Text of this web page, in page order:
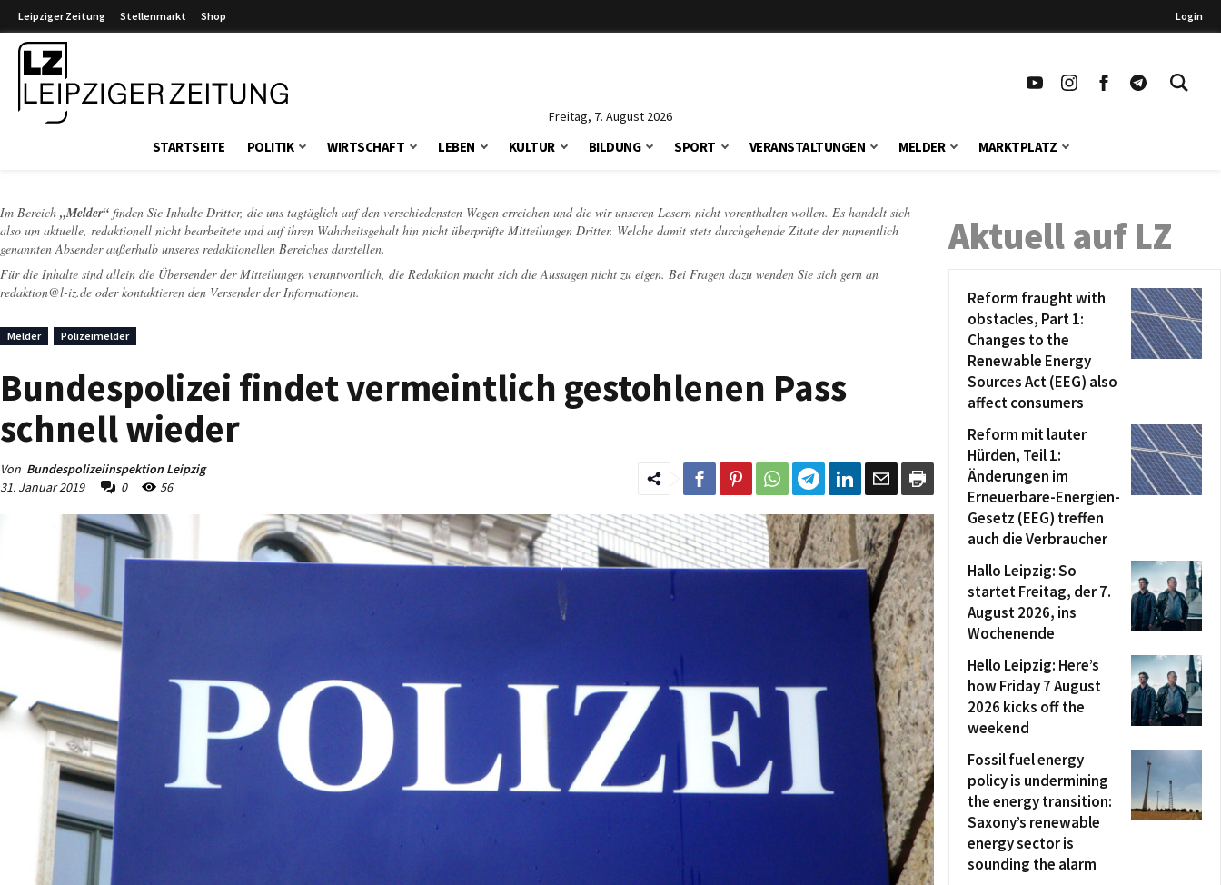
Leipziger Zeitung Stellenmarkt Shop Login
Freitag, 7. August 2026
STARTSEITE POLITIK WIRTSCHAFT LEBEN KULTUR BILDUNG SPORT VERANSTALTUNGEN MELDER MARKTPLATZ
Im Bereich „Melder“ finden Sie Inhalte Dritter, die uns tagtäglich auf den verschiedensten Wegen erreichen und die wir unseren Lesern nicht vorenthalten wollen. Es handelt sich
also um aktuelle, redaktionell nicht bearbeitete und auf ihren Wahrheitsgehalt hin nicht überprüfte Mitteilungen Dritter. Welche damit stets durchgehende Zitate der namentlich
genannten Absender außerhalb unseres redaktionellen Bereiches darstellen.
Für die Inhalte sind allein die Übersender der Mitteilungen verantwortlich, die Redaktion macht sich die Aussagen nicht zu eigen. Bei Fragen dazu wenden Sie sich gern an
redaktion@l-iz.de oder kontaktieren den Versender der Informationen.
Melder Polizeimelder
Bundespolizei findet vermeintlich gestohlenen Pass
schnell wieder
Von Bundespolizeiinspektion Leipzig
31. Januar 2019
0 56
Aktuell auf LZ
Reform fraught with
obstacles, Part 1:
Changes to the
Renewable Energy
Sources Act (EEG) also
affect consumers
Reform mit lauter
Hürden, Teil 1:
Änderungen im
Erneuerbare-Energien-
Gesetz (EEG) treffen
auch die Verbraucher
Hallo Leipzig: So
startet Freitag, der 7.
August 2026, ins
Wochenende
Hello Leipzig: Here’s
how Friday 7 August
2026 kicks off the
weekend
Fossil fuel energy
policy is undermining
the energy transition:
Saxony’s renewable
energy sector is
sounding the alarm